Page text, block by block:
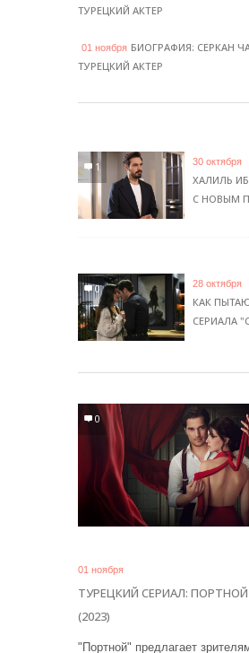
ТУРЕЦКИЙ АКТЕР
01 ноября БИОГРАФИЯ: СЕРКАН
ТУРЕЦКИЙ АКТЕР
1 30 октября
ХАЛИЛЬ
С НОВЫМ
0 28 октября
КАК
СЕРИАЛА
0
01 ноября
ТУРЕЦКИЙ СЕРИАЛ: ПОРТНОЙ
(2023)
"Портной" предлагает